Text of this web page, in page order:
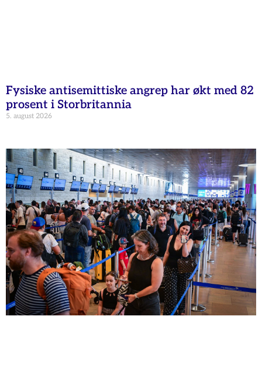
Fysiske antisemittiske angrep har økt med 82
prosent i Storbritannia
5. august 2026